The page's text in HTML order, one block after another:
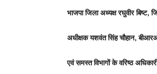
भाजपा जिला अध्यक्ष रघुवीर
अधीक्षक यशवंत सिंह चौहान,
एवं समस्त विभागों के वरिष्ठ